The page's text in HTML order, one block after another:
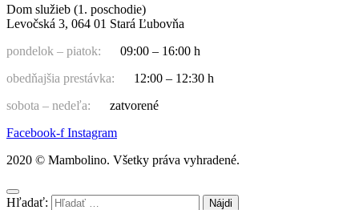
Dom služieb (1. poschodie)
Levočská 3, 064 01 Stará Ľubovňa
pondelok – piatok:
09:00 – 16:00 h
obedňajšia prestávka:
12:00 – 12:30 h
sobota – nedeľa:
zatvorené
Facebook-f Instagram
2020 © Mambolino. Všetky práva vyhradené.
Hľadať: